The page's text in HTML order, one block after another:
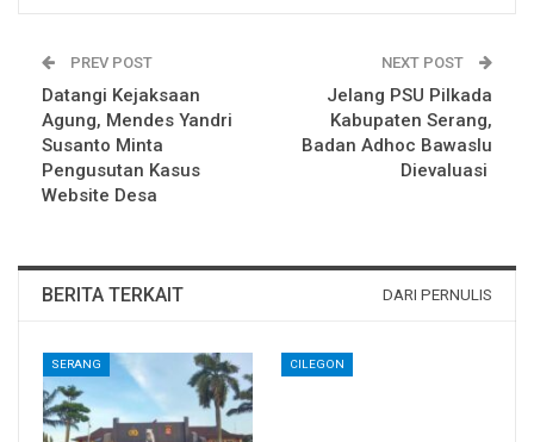
PREV POST
Datangi Kejaksaan
Agung, Mendes Yandri
Susanto Minta
Pengusutan Kasus
Website Desa
NEXT POST
Jelang PSU Pilkada
Kabupaten Serang,
Badan Adhoc Bawaslu
Dievaluasi
BERITA TERKAIT DARI PERNULIS
SERANG CILEGON